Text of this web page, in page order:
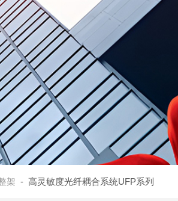
架 - 高灵敏度光纤耦合系统UFP系列